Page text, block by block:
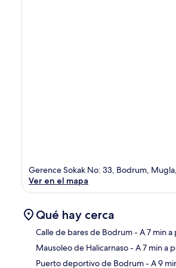
Gerence Sokak No: 33, Bodrum,
Ver en el mapa
Qué hay cerca
Calle de bares de Bodrum- A 7 min a
Mausoleo de Halicarnaso- A 7 min a
Puerto deportivo de Bodrum- A 9